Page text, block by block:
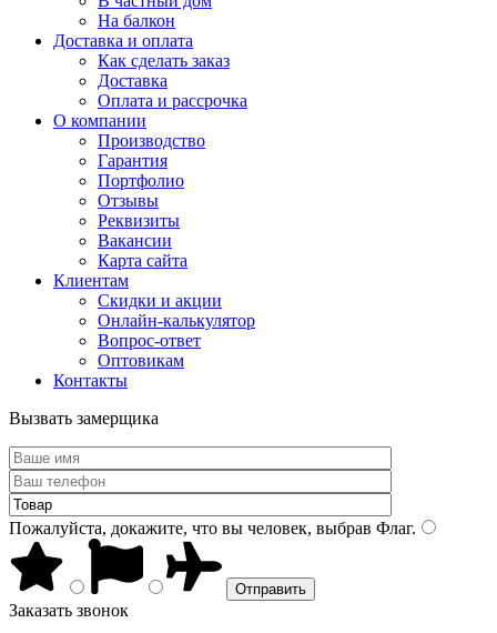
На балкон
Доставка и оплата
Как сделать заказ
Доставка
Оплата и рассрочка
О компании
Производство
Гарантия
Портфолио
Отзывы
Реквизиты
Вакансии
Карта сайта
Клиентам
Скидки и акции
Онлайн-калькулятор
Вопрос-ответ
Оптовикам
Контакты
Вызвать замерщика
Пожалуйста, докажите, что вы человек, выбрав Флаг.
Заказать звонок